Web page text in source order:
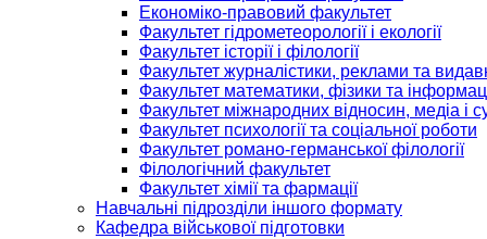
Економіко-правовий факультет
Факультет гідрометеорології і екології
Факультет історії і філології
Факультет журналістики, реклами та
Факультет математики, фізики та
Факультет міжнародних відносин, медіа і
Факультет психології та соціальної роботи
Факультет романо-германської філології
Філологічний факультет
Факультет хімії та фармації
Навчальні підрозділи іншого формату
Кафедра військової підготовки